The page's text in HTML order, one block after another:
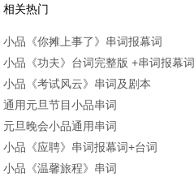
相关热门
小品《你摊上事了》串词报幕词
小品《功夫》台词完整版 +串词报幕词
小品《考试风云》串词及剧本
通用元旦节目小品串词
元旦晚会小品通用串词
小品《应聘》串词报幕词+台词
小品《温馨旅程》串词